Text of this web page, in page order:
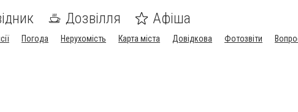
Дозвілля Афіша
Погода Нерухомість Карта міста Довідкова Фотозвіти